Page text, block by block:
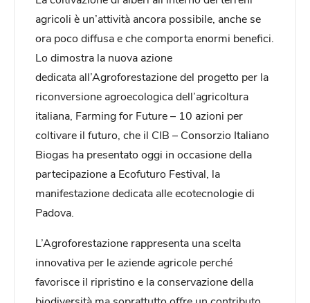
agricoli è un’attività ancora possibile, anche se
ora poco diffusa e che comporta enormi benefici.
Lo dimostra la nuova azione
dedicata all’Agroforestazione del progetto per la
riconversione agroecologica dell’agricoltura
italiana, Farming for Future – 10 azioni per
coltivare il futuro, che il CIB – Consorzio Italiano
Biogas ha presentato oggi in occasione della
partecipazione a Ecofuturo Festival, la
manifestazione dedicata alle ecotecnologie di
Padova.
L’Agroforestazione rappresenta una scelta
innovativa per le aziende agricole perché
favorisce il ripristino e la conservazione della